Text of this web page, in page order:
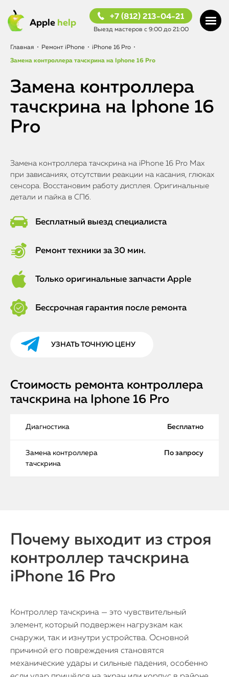
Apple help
+7 (812) 213-04-21
Выезд мастеров с 9:00 до 21:00
Главная • Ремонт iPhone • iPhone 16 Pro •
Замена контроллера тачскрина на Iphone 16 Pro
Замена контроллера
тачскрина на Iphone 16
Pro
Замена контроллера тачскрина на iPhone 16 Pro Max
при зависаниях, отсутствии реакции на касания, глюках
сенсора. Восстановим работу дисплея. Оригинальные
детали и пайка в СПб.
Бесплатный выезд специалиста
Ремонт техники за 30 мин.
Только оригинальные запчасти Apple
Бессрочная гарантия после ремонта
УЗНАТЬ ТОЧНУЮ ЦЕНУ
Стоимость ремонта контроллера
тачскрина на Iphone 16 Pro
Диагностика Бесплатно
Замена контроллера
тачскрина
По запросу
Почему выходит из строя
контроллер тачскрина
iPhone 16 Pro
Контроллер тачскрина — это чувствительный
элемент, который подвержен нагрузкам как
снаружи, так и изнутри устройства. Основной
причиной его повреждения становятся
механические удары и сильные падения, особенно